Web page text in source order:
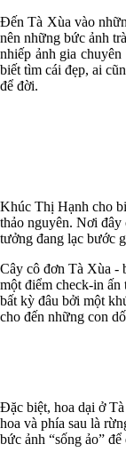
Đến Tà Xùa vào
nên những bức ảnh
nhiếp ảnh gia
biết tìm cái đẹp, ai
để đời.
Khúc Thị Hạnh cho
thảo nguyên. Nơi
tưởng đang lạc bước
Cây cô đơn Tà Xùa -
một điểm check-in
bất kỳ đâu bởi một
cho đến những con
Đặc biệt, hoa dại ở
hoa và phía sau là
bức ảnh “sống ảo” để